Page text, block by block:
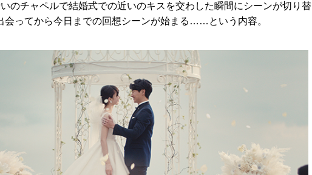
のチャペルで結婚式での近いのキスを交わした瞬間にシーンが切り替
会ってから今日までの回想シーンが始まる……という内容。